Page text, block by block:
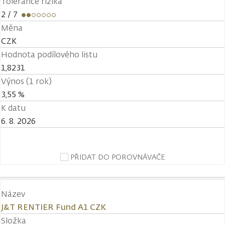
2 / 7
Měna
CZK
Hodnota podílového listu
1,8231
Výnos (1 rok)
3,55 %
K datu
6. 8. 2026
PŘIDAT DO POROVNÁVAČE
Název
J&T RENTIER Fund A1 CZK
Složka